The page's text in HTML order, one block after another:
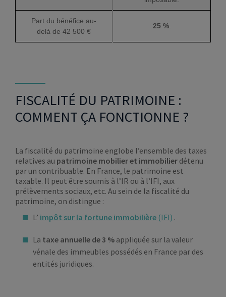
Part du bénéfice au-
delà de 42 500 €
25 %.
FISCALITÉ DU PATRIMOINE :
COMMENT ÇA FONCTIONNE ?
La fiscalité du patrimoine englobe l’ensemble des taxes
relatives au patrimoine mobilier et immobilier détenu
par un contribuable. En France, le patrimoine est
taxable. Il peut être soumis à l’IR ou à l’IFI, aux
prélèvements sociaux, etc. Au sein de la fiscalité du
patrimoine, on distingue :
L’ impôt sur la fortune immobilière (IFI) .
La taxe annuelle de 3 % appliquée sur la valeur
vénale des immeubles possédés en France par des
entités juridiques.